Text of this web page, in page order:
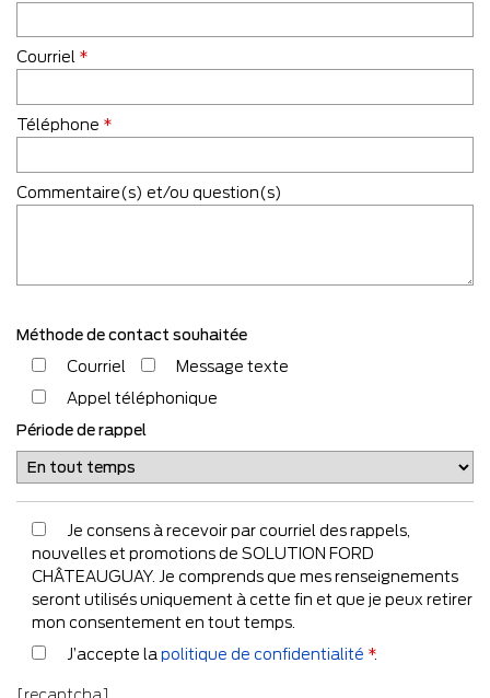
Courriel *
Téléphone *
Commentaire(s) et/ou question(s)
Méthode de contact souhaitée
Courriel
Message texte
Appel téléphonique
Période de rappel
Je consens à recevoir par courriel des rappels,
nouvelles et promotions de SOLUTION FORD
CHÂTEAUGUAY. Je comprends que mes renseignements
seront utilisés uniquement à cette fin et que je peux retirer
mon consentement en tout temps.
J’accepte la politique de confidentialité *.